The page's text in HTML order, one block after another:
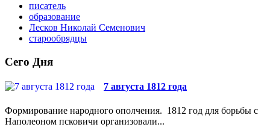
писатель
образование
Лесков Николай Семенович
старообрядцы
Сего Дня
7 августа 1812 года
Формирование народного ополчения. 1812 год для борьбы с
Наполеоном псковичи организовали...